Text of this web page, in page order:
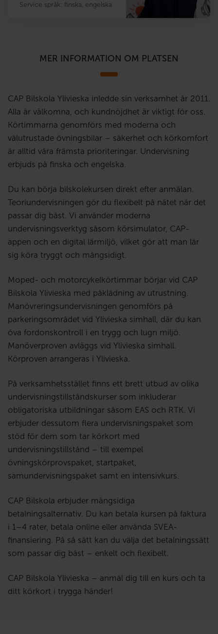
Service språk: finska, engelska
MER INFORMATION OM PLATSEN
CAP Bilskola Ylivieska inledde sin verksamhet år 2011.
Alla är välkomna, och kundnöjdhet är viktigt för oss.
Körtimmarna genomförs med moderna och
välutrustade övningsbilar – säkerhet och körkomfort
är alltid våra främsta prioriteringar. Undervisning
erbjuds på finska och engelska.
Du kan börja bilskolekursen direkt efter anmälan.
Teoriundervisningen gör du flexibelt på nätet när det
passar dig bäst. Vi använder moderna
undervisningsverktyg såsom körsimulator, CAP-
appen och en digital lärmiljö, vilket gör att man lär
sig köra tryggt och mångsidigt.
Moped- och motorcykelkörtimmar börjar vid CAP
Bilskola Ylivieska med påklädning av utrustning.
Manövreringsundervisningen genomförs på
parkeringsområdet vid Ylivieska simhall, där du kan
öva fordonskontroll i en trygg och lugn miljö.
Manöverproven avläggs vid Ylivieska simhall.
Körproven arrangeras i Ylivieska.
På verksamhetsstället finns ett brett utbud av olika
undervisningstillståndskurser som inkluderar
obligatoriska utbildningar såsom EAS och RTK. Vi
erbjuder dessutom flera undervisningspaket som
stöd för dem som tar körkort med
undervisningstillstånd – till exempel
övningskörprovspaket, startpaket,
samundervisningspaket samt en intensivkurs.
CAP Bilskola erbjuder mångsidiga
betalningsalternativ. Du kan betala kursen på faktura
i 1–4 rater, betala online eller använda SVEA-
finansiering. På så sätt kan du välja det betalningssätt
som passar dig bäst – enkelt och flexibelt.
CAP Bilskola Ylivieska – anmäl dig till en kurs och ta
ditt körkort i trygga händer!